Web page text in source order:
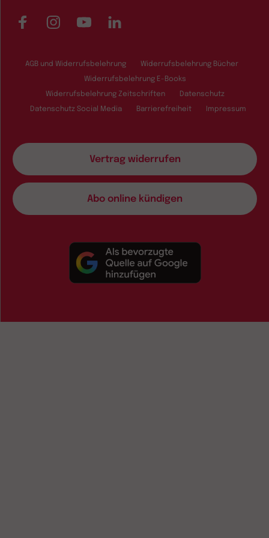
FacebookInstagramYouTubeLinkedIn
AGB und Widerrufsbelehrung Widerrufsbelehrung Bücher
Widerrufsbelehrung E-Books
Widerrufsbelehrung Zeitschriften Datenschutz
Datenschutz Social Media Barrierefreiheit Impressum
Vertrag widerrufen
Abo online kündigen